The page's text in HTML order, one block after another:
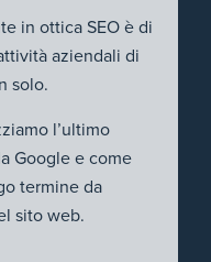
in ottica SEO è di
aziendali di
solo.
l’ultimo
Google e come
termine da
sito web.